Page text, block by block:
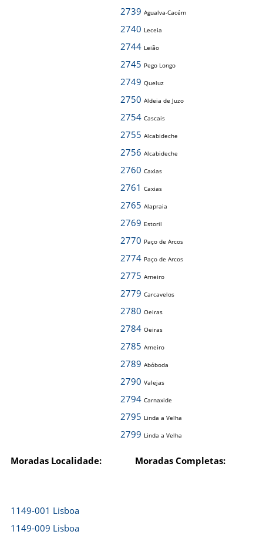
2739 Agualva-Cacém
2740 Leceia
2744 Leião
2745 Pego Longo
2749 Queluz
2750 Aldeia de Juzo
2754 Cascais
2755 Alcabideche
2756 Alcabideche
2760 Caxias
2761 Caxias
2765 Alapraia
2769 Estoril
2770 Paço de Arcos
2774 Paço de Arcos
2775 Arneiro
2779 Carcavelos
2780 Oeiras
2784 Oeiras
2785 Arneiro
2789 Abóboda
2790 Valejas
2794 Carnaxide
2795 Linda a Velha
2799 Linda a Velha
Moradas Localidade: Moradas Completas:
1149-001 Lisboa
1149-009 Lisboa